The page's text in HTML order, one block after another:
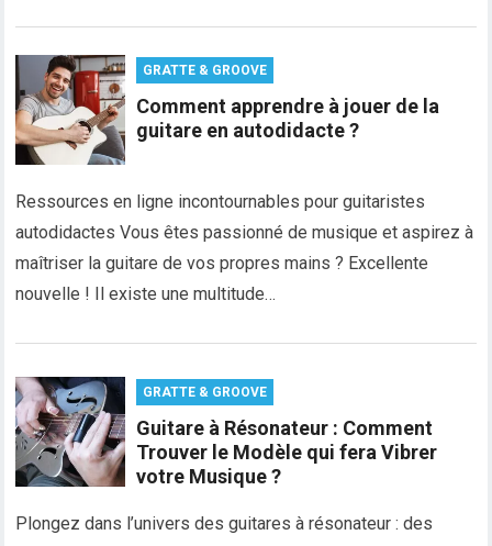
GRATTE & GROOVE
Comment apprendre à jouer de la
guitare en autodidacte ?
Ressources en ligne incontournables pour guitaristes
autodidactes Vous êtes passionné de musique et aspirez à
maîtriser la guitare de vos propres mains ? Excellente
nouvelle ! Il existe une multitude…
GRATTE & GROOVE
Guitare à Résonateur : Comment
Trouver le Modèle qui fera Vibrer
votre Musique ?
Plongez dans l’univers des guitares à résonateur : des